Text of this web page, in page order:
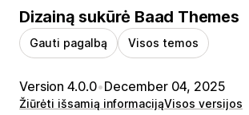
Dizainą sukūrė Baad Themes
Gauti pagalbą Visos temos
Version 4.0.0•December 04, 2025
Žiūrėti išsamią informacijąVisos versijos